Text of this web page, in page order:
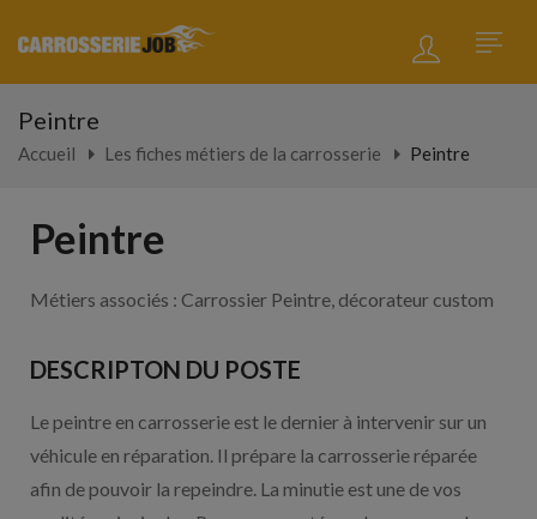
Peintre
Accueil Les fiches métiers de la carrosserie Peintre
Peintre
Métiers associés : Carrossier Peintre, décorateur custom
DESCRIPTON DU POSTE
Le peintre en carrosserie est le dernier à intervenir sur un
véhicule en réparation. Il prépare la carrosserie réparée
afin de pouvoir la repeindre. La minutie est une de vos